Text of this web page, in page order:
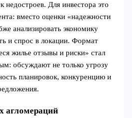
недостроев. Для инвестора это
вместо оценки «надежности
анализировать экономику
и спрос в локации. Формат
жилье отзывы и риски» стал
обсуждают не только угрозу
планировок, конкуренцию и
агломераций